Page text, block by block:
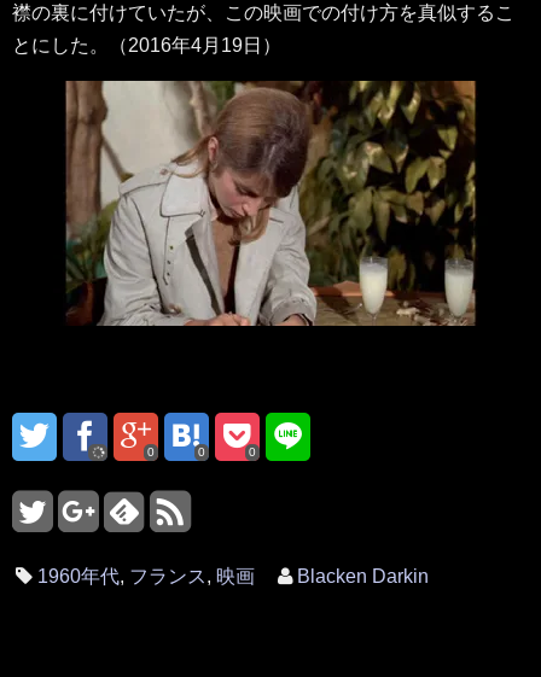
襟の裏に付けていたが、この映画での付け方を真似するこ
とにした。（2016年4月19日）
0 0 0
1960年代, フランス, 映画 Blacken Darkin